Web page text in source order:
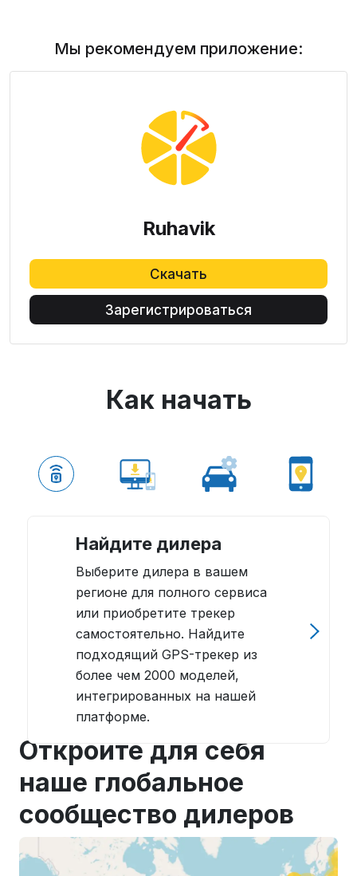
Мы рекомендуем приложение:
Ruhavik
Скачать
Зарегистрироваться
Как начать
Найдите дилера
Выберите дилера в вашем
регионе для полного сервиса
или приобретите трекер
самостоятельно. Найдите
подходящий GPS-трекер из
более чем 2000 моделей,
интегрированных на нашей
платформе.
Откройте для себя
наше глобальное
сообщество дилеров